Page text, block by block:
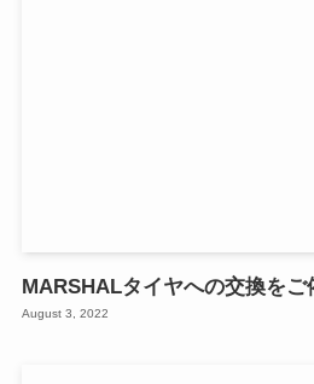
MARSHALタイヤへの交換をご
August 3, 2022